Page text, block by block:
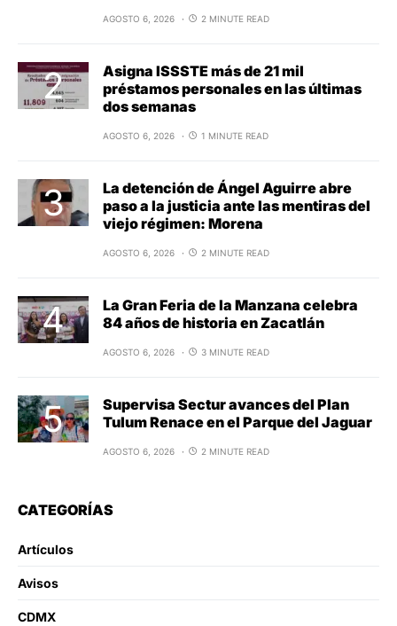
AGOSTO 6, 2026 2 MINUTE READ
Asigna ISSSTE más de 21 mil
préstamos personales en las últimas
dos semanas
AGOSTO 6, 2026 1 MINUTE READ
La detención de Ángel Aguirre abre
paso a la justicia ante las mentiras del
viejo régimen: Morena
AGOSTO 6, 2026 2 MINUTE READ
La Gran Feria de la Manzana celebra
84 años de historia en Zacatlán
AGOSTO 6, 2026 3 MINUTE READ
Supervisa Sectur avances del Plan
Tulum Renace en el Parque del Jaguar
AGOSTO 6, 2026 2 MINUTE READ
CATEGORÍAS
Artículos
Avisos
CDMX